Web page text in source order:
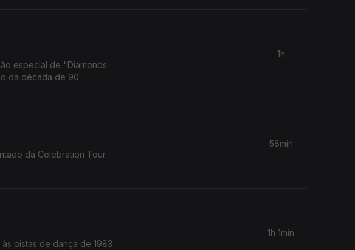
especial de "Diamonds
da década de 90
1h
da Celebration Tour
58min
pistas de dança de 1983
1h 1min